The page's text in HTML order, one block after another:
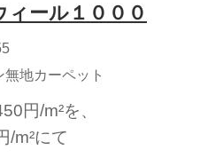
ィール１０００
地カーペット
円/m²を、
/m²にて